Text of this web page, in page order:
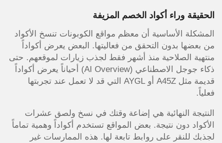
الحقيقة وراء أكواد الخصم المزيفة
المشكلة الأساسية أن معظم مواقع الكوبونات تنسخ الأكواد
من بعضها بدون التحقق من فعاليتها. البعض يعرض أكواداً
منتهية الصلاحية منذ أشهر فقط لجذب زيارات لموقعهم. حتى
ذكاء جوجل الاصطناعي (AI Overview) أحياناً يعرض أكواداً
قديمة مثل A45Z أو AYGL التي قد لا تعمل عند تجربتها
فعلياً.
النتيجة النهائية هي إضاعة وقتك في نسخ ولصق عشرات
الأكواد دون نتيجة. بعض المواقع تستخدم أكواداً وهمية تماماً
لجذبك للنقر على روابط تابعة لها. هذه الممارسات غير